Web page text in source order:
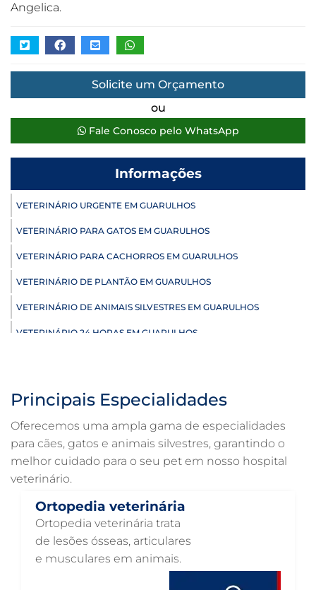
Angelica.
Solicite um Orçamento
ou
Fale Conosco pelo WhatsApp
Informações
VETERINÁRIO URGENTE EM GUARULHOS
VETERINÁRIO PARA GATOS EM GUARULHOS
VETERINÁRIO PARA CACHORROS EM GUARULHOS
VETERINÁRIO DE PLANTÃO EM GUARULHOS
VETERINÁRIO DE ANIMAIS SILVESTRES EM GUARULHOS
VETERINÁRIO 24 HORAS EM GUARULHOS
ULTRASSONOGRAFIA PARA CACHORRO EM GUARULHOS
ULTRASSOM VETERINÁRIO EM GUARULHOS
TRATAMENTO DE ANIMAIS EM GUARULHOS
RAIO X VETERINÁRIO EM GUARULHOS
PNEUMOLOGIA VETERINÁRIA EM GUARULHOS
OTOSCOPIA VETERINÁRIA EM GUARULHOS
OTOSCOPIA DIGITAL VETERINÁRIA EM GUARULHOS
Principais Especialidades
Oferecemos uma ampla gama de especialidades
para cães, gatos e animais silvestres, garantindo o
melhor cuidado para o seu pet em nosso hospital
veterinário.
Ortopedia veterinária
Ortopedia veterinária trata
de lesões ósseas, articulares
e musculares em animais.